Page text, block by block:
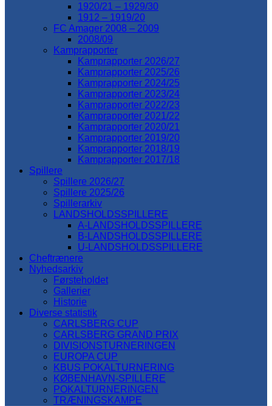
1920/21 – 1929/30
1912 – 1919/20
FC Amager 2008 – 2009
2008/09
Kamprapporter
Kamprapporter 2026/27
Kamprapporter 2025/26
Kamprapporter 2024/25
Kamprapporter 2023/24
Kamprapporter 2022/23
Kamprapporter 2021/22
Kamprapporter 2020/21
Kamprapporter 2019/20
Kamprapporter 2018/19
Kamprapporter 2017/18
Spillere
Spillere 2026/27
Spillere 2025/26
Spillerarkiv
LANDSHOLDSSPILLERE
A-LANDSHOLDSSPILLERE
B-LANDSHOLDSSPILLERE
U-LANDSHOLDSSPILLERE
Cheftrænere
Nyhedsarkiv
Førsteholdet
Gallerier
Historie
Diverse statistik
CARLSBERG CUP
CARLSBERG GRAND PRIX
DIVISIONSTURNERINGEN
EUROPA CUP
KBUS POKALTURNERING
KØBENHAVN-SPILLERE
POKALTURNERINGEN
TRÆNINGSKAMPE